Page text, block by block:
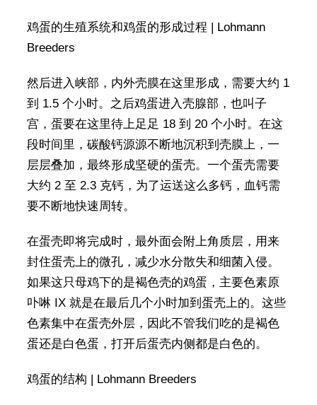
鸡蛋的生殖系统和鸡蛋的形成过程 | Lohmann
Breeders
然后进入峡部，内外壳膜在这里形成，需要大约 1
到 1.5 个小时。之后鸡蛋进入壳腺部，也叫子
宫，蛋要在这里待上足足 18 到 20 个小时。在这
段时间里，碳酸钙源源不断地沉积到壳膜上，一
层层叠加，最终形成坚硬的蛋壳。一个蛋壳需要
大约 2 至 2.3 克钙，为了运送这么多钙，血钙需
要不断地快速周转。
在蛋壳即将完成时，最外面会附上角质层，用来
封住蛋壳上的微孔，减少水分散失和细菌入侵。
如果这只母鸡下的是褐色壳的鸡蛋，主要色素原
卟啉 IX 就是在最后几个小时加到蛋壳上的。这些
色素集中在蛋壳外层，因此不管我们吃的是褐色
蛋还是白色蛋，打开后蛋壳内侧都是白色的。
鸡蛋的结构 | Lohmann Breeders